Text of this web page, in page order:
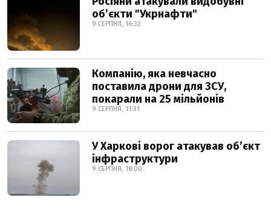
обʼєкти "Укрнафти"
9 СЕРПНЯ, 16:32
Компанію, яка невчасно
поставила дрони для ЗСУ,
покарали на 25 мільйонів
9 СЕРПНЯ, 11:31
У Харкові ворог атакував обʼєкт
інфраструктури
9 СЕРПНЯ, 18:00